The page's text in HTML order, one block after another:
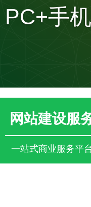
PC+手
网站建设服
一站式商业服务平